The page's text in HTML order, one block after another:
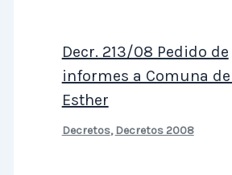
Decr. 213/08 Pedido de
informes a Comuna
Esther
Decretos, Decretos 2008